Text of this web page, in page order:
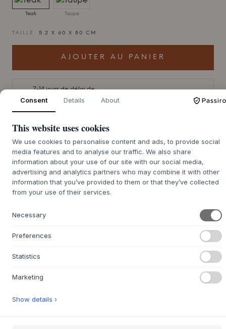
Teak Taupe
TAILLE: 5.2 X 60 X 80 CM
AJOUTER AU PANIER
7-14 jours de délai de
livraison
DESCRIPTION
Le plateau Patio Pouf de
est un plateau de service
élégant, conçu au Danemark par
SACKit , avec un accent
sur les moments de détente en extérieur. La surface est
et aux intempéries grâce à sa richesse naturelle en huile.
Avec le temps, le bois développe une belle patine gris
composé de plusieurs pièces de teck, ce qui assure un
CARACTÉRISTIQUES DU PRODUIT +
Consent Details About
This website uses cookies
We use cookies to personalise content and ads, to provide social
media features and to analyse our traffic. We also share
information about your use of our site with our social media,
advertising and analytics partners who may combine it with other
information that you’ve provided to them or that they’ve collected
from your use of their services.
Necessary
Preferences
Statistics
Marketing
Show details ›